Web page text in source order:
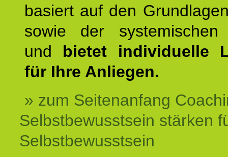
basiert auf den
sowie der systemischen
und bietet individuelle
für Ihre Anliegen.
» zum Seitenanfang
Selbstbewusstsein stärken
Selbstbewusstsein